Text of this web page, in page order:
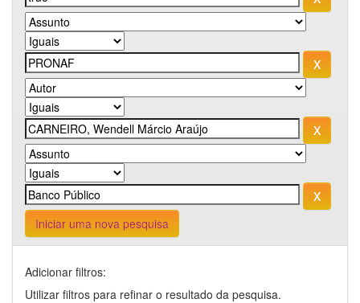
Iniciar uma nova pesquisa
Adicionar filtros:
Utilizar filtros para refinar o resultado da pesquisa.